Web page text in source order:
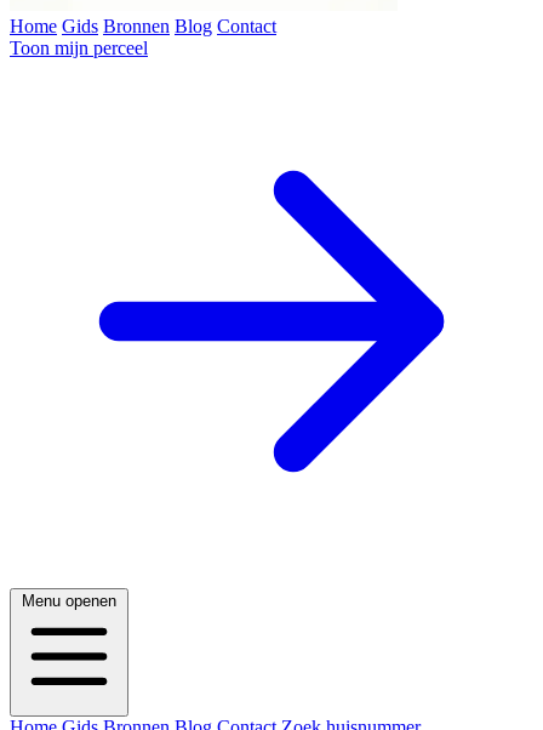
Home Gids Bronnen Blog Contact
Toon mijn perceel
Menu openen